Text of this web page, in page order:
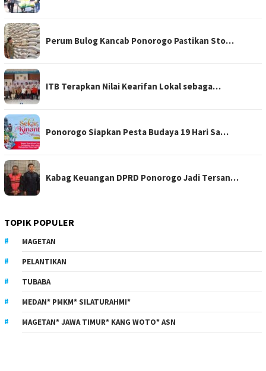
Perum Bulog Kancab Ponorogo Pastikan Sto…
ITB Terapkan Nilai Kearifan Lokal sebaga…
Ponorogo Siapkan Pesta Budaya 19 Hari Sa…
Kabag Keuangan DPRD Ponorogo Jadi Tersan…
TOPIK POPULER
MAGETAN
PELANTIKAN
TUBABA
MEDAN* PMKM* SILATURAHMI*
MAGETAN* JAWA TIMUR* KANG WOTO* ASN